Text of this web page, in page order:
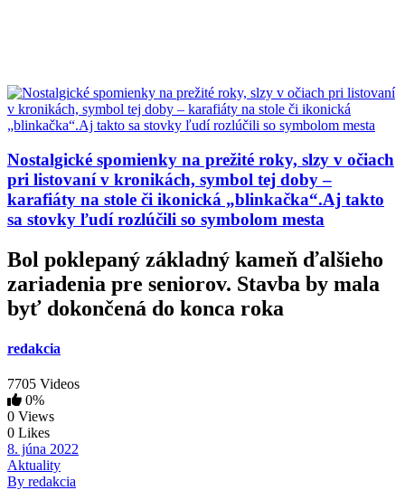
Nostalgické spomienky na prežité roky, slzy v očiach
pri listovaní v kronikách, symbol tej doby –
karafiáty na stole či ikonická „blinkačka“.Aj takto
sa stovky ľudí rozlúčili so symbolom mesta
Bol poklepaný základný kameň ďalšieho
zariadenia pre seniorov. Stavba by mala
byť dokončená do konca roka
redakcia
7705 Videos
0%
0 Views
0 Likes
8. júna 2022
Aktuality
By redakcia